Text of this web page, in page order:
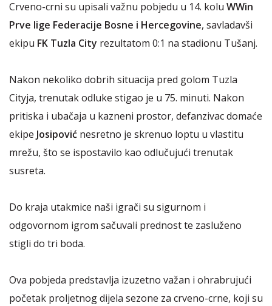
Crveno-crni su upisali važnu pobjedu u 14. kolu WWin
Prve lige Federacije Bosne i Hercegovine, savladavši
ekipu FK Tuzla City rezultatom 0:1 na stadionu Tušanj.
Nakon nekoliko dobrih situacija pred golom Tuzla
Cityja, trenutak odluke stigao je u 75. minuti. Nakon
pritiska i ubačaja u kazneni prostor, defanzivac domaće
ekipe Josipović nesretno je skrenuo loptu u vlastitu
mrežu, što se ispostavilo kao odlučujući trenutak
susreta.
Do kraja utakmice naši igrači su sigurnom i
odgovornom igrom sačuvali prednost te zasluženo
stigli do tri boda.
Ova pobjeda predstavlja izuzetno važan i ohrabrujući
početak proljetnog dijela sezone za crveno-crne, koji su